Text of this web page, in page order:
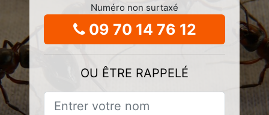
Numéro non surtaxé
09 70 14 76 12
OU ÊTRE RAPPELÉ